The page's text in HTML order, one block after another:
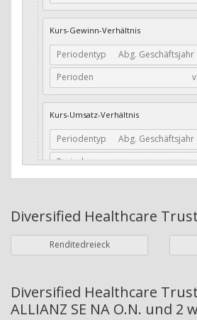
Current Ratio
Long-Term Debt to Working Capital
Dividenden-Check
Stabiles Dividenden-Wachstum
Stabiles Dividenden-Wachstum (TTM)
Stabiles Absolutes Dividenden-
Dividendenrendite (angekündigt)
Adj. Dividendenrendite (Market Cap)
Kurs-Gewinn-Verhältnis
Periodentyp
Abg. Geschäftsjahr
Perioden
Kurs-Umsatz-Verhältnis
Periodentyp
Abg. Geschäftsjahr
Perioden
Währung Bilanzierungswährung
Periodentyp
Jahre
Perioden
Diversified Healthcare Trust
Renditedreieck
Diversified Healthcare
ALLIANZ SE NA O.N. und 2